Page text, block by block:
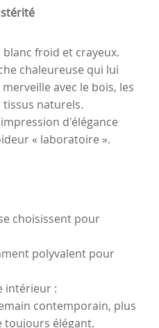
froid et crayeux.
chaleureuse qui lui
avec le bois, les
tissus naturels.
d'élégance
« laboratoire ».
choisissent pour
polyvalent pour
intérieur :
contemporain, plus
élégant.